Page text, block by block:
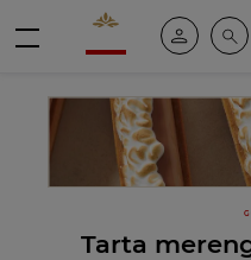
Valrhona - Imaginons le
Mi cuenta
Tarta